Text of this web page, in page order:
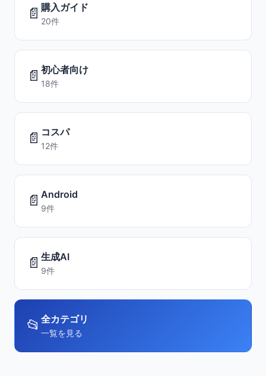
📄 購入ガイド
20件
📄 初心者向け
18件
📄 コスパ
12件
📄 Android
9件
📄 生成AI
9件
📂 全カテゴリ
一覧を見る